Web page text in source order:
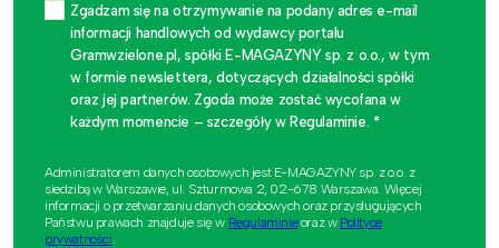
Zgadzam się na otrzymywanie na podany adres e-mail
informacji handlowych od wydawcy portalu
Gramwzielone.pl, spółki E-MAGAZYNY sp. z o.o., w tym
w formie newslettera, dotyczących działalności spółki
oraz jej partnerów. Zgoda może zostać wycofana w
każdym momencie – szczegóły w Regulaminie. *
Administratorem danych osobowych jest E-MAGAZYNY sp. z o.o. z
siedzibą w Warszawie, ul. Szturmowa 2, 02-678 Warszawa. Więcej
informacji o przetwarzaniu danych osobowych oraz przysługujących
Państwu prawach znajduje się w Regulaminieoraz w Polityce
prywatności.